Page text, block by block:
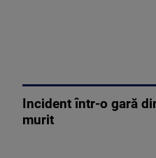
Incident într-o gară
murit